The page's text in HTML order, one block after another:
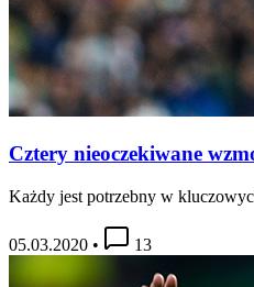
Cztery nieoczekiwane
Każdy jest potrzebny w
05.03.2020 • 13